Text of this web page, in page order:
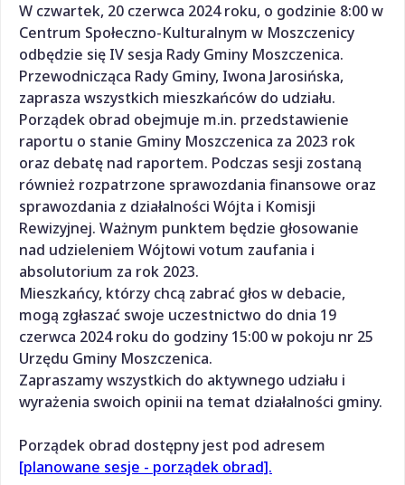
W czwartek, 20 czerwca 2024 roku, o godzinie 8:00 w
Centrum Społeczno-Kulturalnym w Moszczenicy
odbędzie się IV sesja Rady Gminy Moszczenica.
Przewodnicząca Rady Gminy, Iwona Jarosińska,
zaprasza wszystkich mieszkańców do udziału.
Porządek obrad obejmuje m.in. przedstawienie
raportu o stanie Gminy Moszczenica za 2023 rok
oraz debatę nad raportem. Podczas sesji zostaną
również rozpatrzone sprawozdania finansowe oraz
sprawozdania z działalności Wójta i Komisji
Rewizyjnej. Ważnym punktem będzie głosowanie
nad udzieleniem Wójtowi votum zaufania i
absolutorium za rok 2023.
Mieszkańcy, którzy chcą zabrać głos w debacie,
mogą zgłaszać swoje uczestnictwo do dnia 19
czerwca 2024 roku do godziny 15:00 w pokoju nr 25
Urzędu Gminy Moszczenica.
Zapraszamy wszystkich do aktywnego udziału i
wyrażenia swoich opinii na temat działalności gminy.
Porządek obrad dostępny jest pod adresem
[planowane sesje - porządek obrad].